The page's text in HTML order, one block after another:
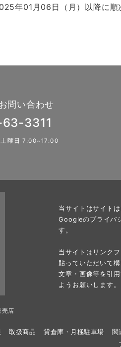
年01月06日（月）以降に順
問い合わせ
3311
曜日 7:00~17:00
売店
当サイトはサイト
Googleのプライバ
す。
当サイトはリンク
貼っていただいて構
文章・画像等を引
ようお願いします。
取扱商品 貸倉庫・月極駐車場 関